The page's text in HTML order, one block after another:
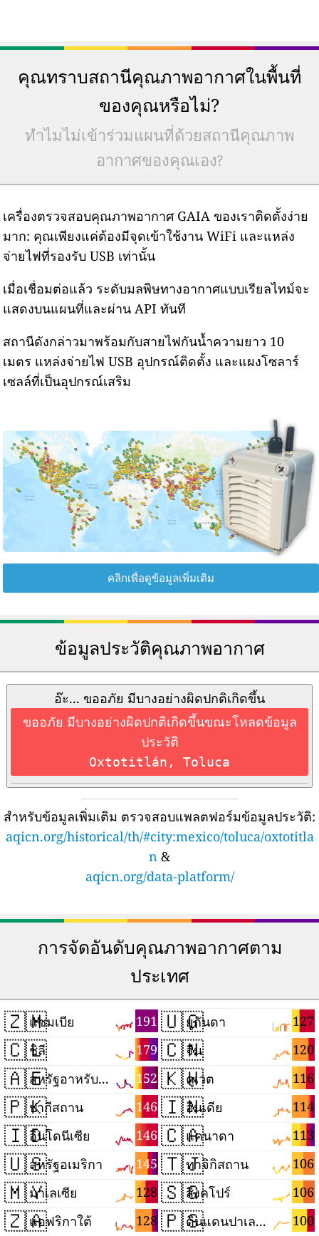
คุณทราบสถานีคุณภาพอากาศในพื้นที่
ของคุณหรือไม่?
ทำไมไม่เข้าร่วมแผนที่ด้วยสถานีคุณภาพ
อากาศของคุณเอง?
เครื่องตรวจสอบคุณภาพอากาศ GAIA ของเราติดตั้งง่าย
มาก: คุณเพียงแค่ต้องมีจุดเข้าใช้งาน WiFi และแหล่ง
จ่ายไฟที่รองรับ USB เท่านั้น
เมื่อเชื่อมต่อแล้ว ระดับมลพิษทางอากาศแบบเรียลไทม์จะ
แสดงบนแผนที่และผ่าน API ทันที
สถานีดังกล่าวมาพร้อมกับสายไฟกันน้ำความยาว 10
เมตร แหล่งจ่ายไฟ USB อุปกรณ์ติดตั้ง และแผงโซลาร์
เซลล์ที่เป็นอุปกรณ์เสริม
คลิกเพื่อดูข้อมูลเพิ่มเติม
ข้อมูลประวัติคุณภาพอากาศ
อ๊ะ... ขออภัย มีบางอย่างผิดปกติเกิดขึ้น
ขออภัย มีบางอย่างผิดปกติเกิดขึ้นขณะโหลดข้อมูล
ประวัติ
Oxtotitlán, Toluca
สำหรับข้อมูลเพิ่มเติม ตรวจสอบแพลตฟอร์มข้อมูลประวัติ:
aqicn.org/historical/th/#city:mexico/toluca/oxtotitla
n &
aqicn.org/data-platform/
การจัดอันดับคุณภาพอากาศตาม
ประเทศ
🇿🇲 191
แซมเบีย
🇨🇱 179
ชิลี
🇦🇪 152
สหรัฐอาหรับเอมิเรตส์
🇵🇰 146
ปากีสถาน
🇮🇩 146
อินโดนีเซีย
🇺🇸 145
สหรัฐอเมริกา
🇲🇾 128
มาเลเซีย
🇿🇦 128
แอฟริกาใต้
🇺🇬 127
ยูกันดา
🇨🇳 120
จีน
🇰🇼 116
คูเวต
🇮🇳 114
อินเดีย
🇨🇦 113
แคนาดา
🇹🇯 106
ทาจิกิสถาน
🇸🇬 106
สิงคโปร์
🇵🇸 100
ดินแดนปาเลสไตน์